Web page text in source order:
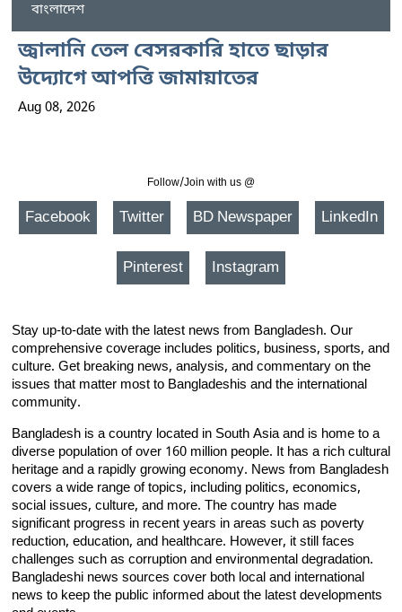
বাংলাদেশ
জ্বালানি তেল বেসরকারি হাতে ছাড়ার
উদ্যোগে আপত্তি জামায়াতের
Aug 08, 2026
Follow/Join with us @
Facebook Twitter BD Newspaper LinkedIn
Pinterest Instagram
Stay up-to-date with the latest news from Bangladesh. Our
comprehensive coverage includes politics, business, sports, and
culture. Get breaking news, analysis, and commentary on the
issues that matter most to Bangladeshis and the international
community.
Bangladesh is a country located in South Asia and is home to a
diverse population of over 160 million people. It has a rich cultural
heritage and a rapidly growing economy. News from Bangladesh
covers a wide range of topics, including politics, economics,
social issues, culture, and more. The country has made
significant progress in recent years in areas such as poverty
reduction, education, and healthcare. However, it still faces
challenges such as corruption and environmental degradation.
Bangladeshi news sources cover both local and international
news to keep the public informed about the latest developments